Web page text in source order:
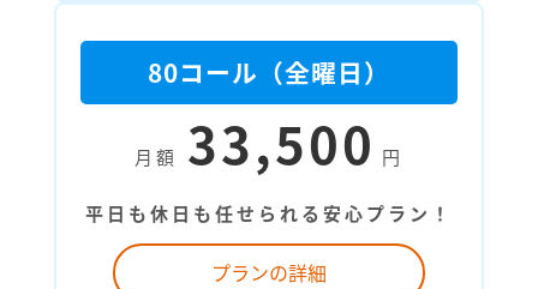
80コール（全曜日）
月額 33,500 円
平日も休日も任せられる安心プラン！
プランの詳細